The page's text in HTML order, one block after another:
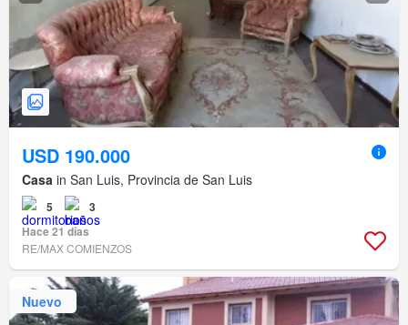
USD 190.000
Casa in San Luis, Provincia de San Luis
5
3
Hace 21 días
RE/MAX COMIENZOS
Nuevo